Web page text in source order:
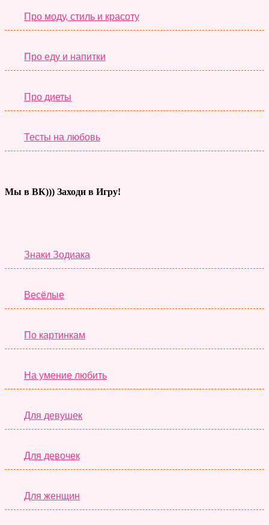
Про моду, стиль и красоту
Про еду и напитки
Про диеты
Тесты на любовь
Мы в ВК))) Заходи в Игру!
Знаки Зодиака
Весёлые
По картинкам
На умение любить
Для девушек
Для девочек
Для женщин